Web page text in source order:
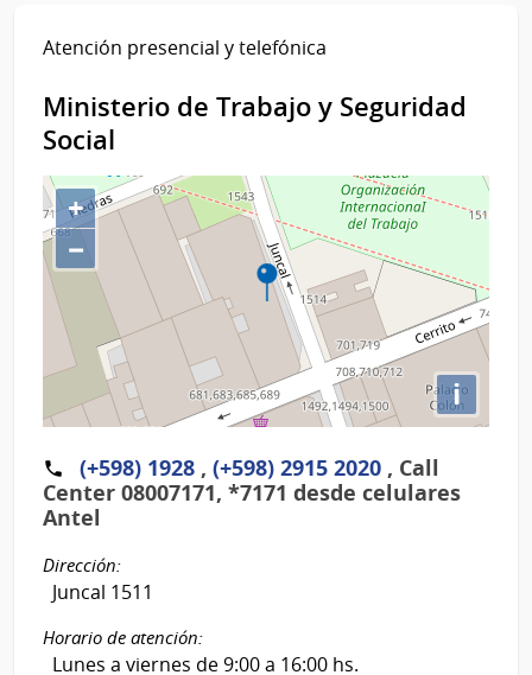
Atención presencial y telefónica
Ministerio de Trabajo y Seguridad
Social
+
−
i
(+598) 1928 , (+598) 2915 2020 , Call
Center 08007171, *7171 desde celulares
Antel
Dirección:
Juncal 1511
Horario de atención:
Lunes a viernes de 9:00 a 16:00 hs.